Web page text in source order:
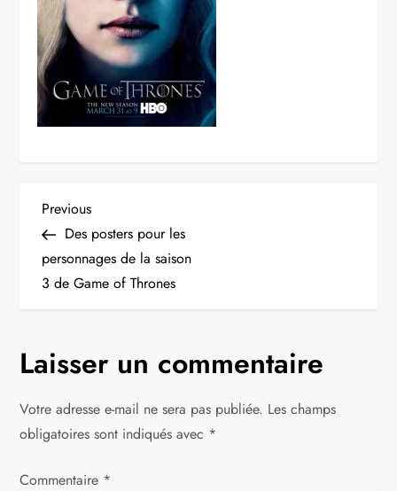
N
a
v
g
a
t
Previous
Post
Previous
Des posters pour les
personnages de la saison
3 de Game of Thrones
Laisser un commentaire
Votre adresse e-mail ne sera pas publiée. Les champs
obligatoires sont indiqués avec *
Commentaire *